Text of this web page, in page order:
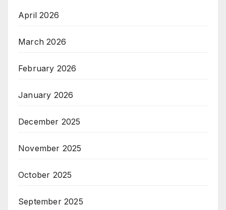
April 2026
March 2026
February 2026
January 2026
December 2025
November 2025
October 2025
September 2025